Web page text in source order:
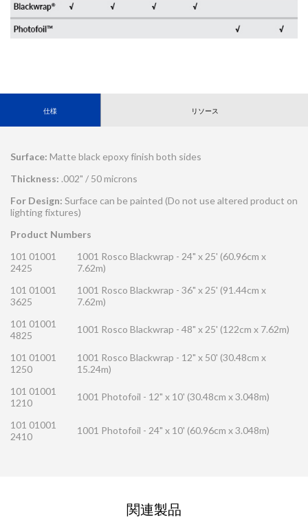
仕様 リソース
Surface: Matte black epoxy finish both sides
Thickness: .002" / 50 microns
For Design: Surface can be painted (Do not use altered product on
lighting fixtures)
Product Numbers
101 01001
2425
1001 Rosco Blackwrap - 24" x 25' (60.96cm x
7.62m)
101 01001
3625
1001 Rosco Blackwrap - 36" x 25' (91.44cm x
7.62m)
101 01001
4825
1001 Rosco Blackwrap - 48" x 25' (122cm x 7.62m)
101 01001
1250
1001 Rosco Blackwrap - 12" x 50' (30.48cm x
15.24m)
101 01001
1210
1001 Photofoil - 12" x 10' (30.48cm x 3.048m)
101 01001
2410
1001 Photofoil - 24" x 10' (60.96cm x 3.048m)
お問い合わせの依頼
関連製品